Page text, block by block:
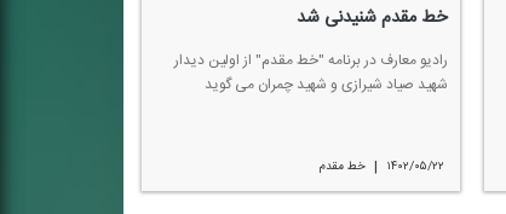
خط مقدم شنیدنی شد
رادیو معارف در برنامه "خط مقدم" از اولین دیدار
شهید صیاد شیرازی و شهید چمران می گوید
۱۴۰۲/۰۵/۲۲ | خط مقدم